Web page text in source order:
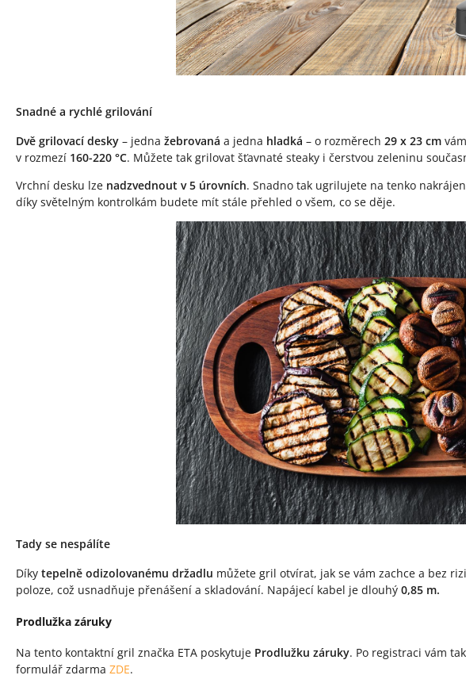
Snadné a rychlé grilování
Dvě grilovací desky – jedna žebrovaná a jedna hladká – o rozměrech 29 x 23 cm
v rozmezí 160-220 °C. Můžete tak grilovat šťavnaté steaky i čerstvou zeleninu
Vrchní desku lze nadzvednout v 5 úrovních. Snadno tak ugrilujete na tenko
díky světelným kontrolkám budete mít stále přehled o všem, co se děje.
Tady se nespálíte
Díky tepelně odizolovanému držadlu můžete gril otvírat, jak se vám zachce a bez
poloze, což usnadňuje přenášení a skladování. Napájecí kabel je dlouhý 0,85 m.
Prodlužka záruky
Na tento kontaktní gril značka ETA poskytuje Prodlužku záruky. Po registraci vám tak
formulář zdarma ZDE.